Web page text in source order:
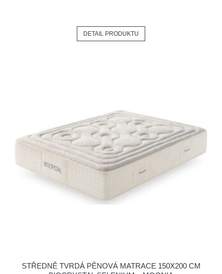
DETAIL PRODUKTU
STŘEDNĚ TVRDÁ PĚNOVÁ MATRACE 150X200 CM